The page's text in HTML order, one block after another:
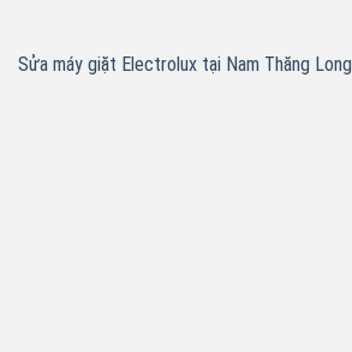
Sửa máy giặt Electrolux tại Nam Thăng Long